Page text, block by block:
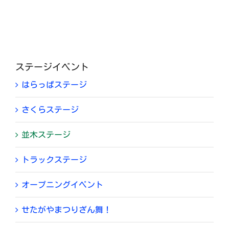
ステージイベント
はらっぱステージ
さくらステージ
並木ステージ
トラックステージ
オープニングイベント
せたがやまつりざん舞！